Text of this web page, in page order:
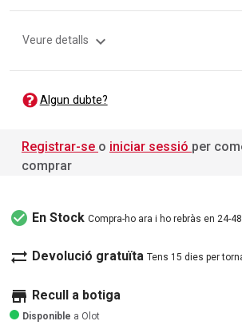
Veure detalls expand_more
Algun dubte?
Registrar-se o iniciar sessió per
comprar
check_circle En Stock Compra-ho ara i ho rebràs en 24-
sync_alt Devolució gratuïta Tens 15 dies per
store Recull a botiga
Disponible a Olot